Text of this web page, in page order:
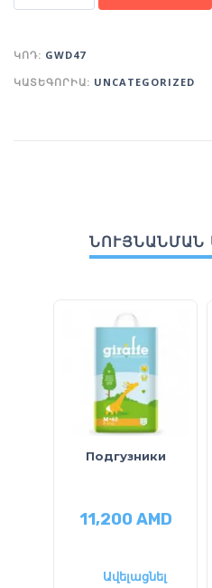
ԿՈԴ: GWD47
ԿԱՏԵԳՈՐԻԱ: UNCATEGORIZED
ՆՈՒՅՆԱՆՄԱՆ
Подгузники
11,200AMD
Ավելացնել